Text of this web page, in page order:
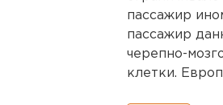
пассажир
пассажир
черепно-
клетки.